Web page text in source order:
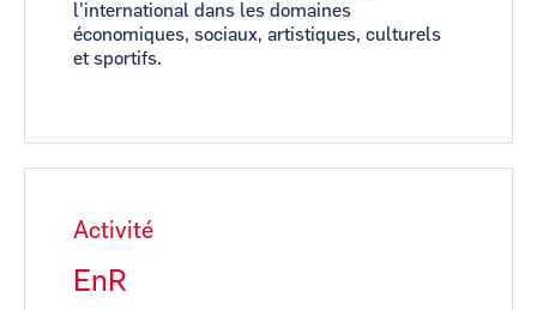
l'international dans les domaines
économiques, sociaux, artistiques, culturels
et sportifs.
Activité
EnR